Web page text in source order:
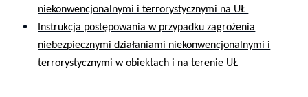
niekonwencjonalnymi i terrorystycznymi na UŁ
Instrukcja postępowania w przypadku zagrożenia
niebezpiecznymi działaniami niekonwencjonalnymi i
terrorystycznymi w obiektach i na terenie UŁ